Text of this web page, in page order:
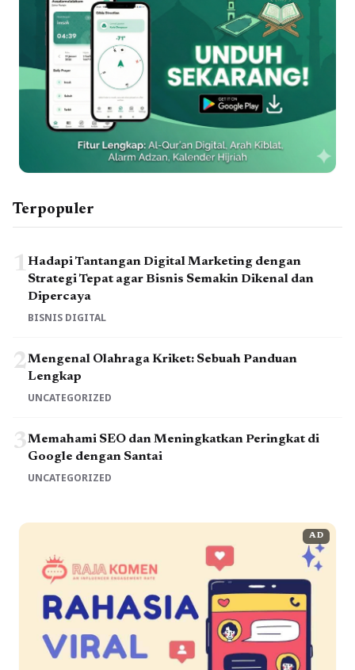
Terpopuler
1Hadapi Tantangan Digital Marketing dengan
Strategi Tepat agar Bisnis Semakin Dikenal dan
Dipercaya
BISNIS DIGITAL
2Mengenal Olahraga Kriket: Sebuah Panduan
Lengkap
UNCATEGORIZED
3Memahami SEO dan Meningkatkan Peringkat di
Google dengan Santai
UNCATEGORIZED
AD